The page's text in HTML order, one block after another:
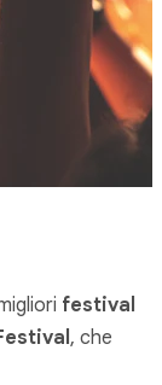
festival
, che